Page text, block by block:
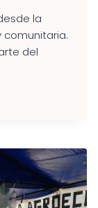
la
comunitaria.
del